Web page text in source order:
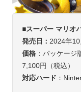
■スーパー マリオ
発売日： 2024年10
価格：パッケージ
7,100円（税込）
対応ハード ：